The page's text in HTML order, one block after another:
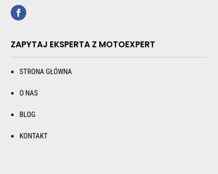
ZAPYTAJ EKSPERTA Z MOTOEXPERT
STRONA GŁÓWNA
O NAS
BLOG
KONTAKT